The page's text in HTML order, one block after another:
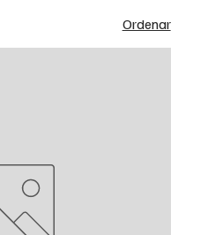
Ordenar